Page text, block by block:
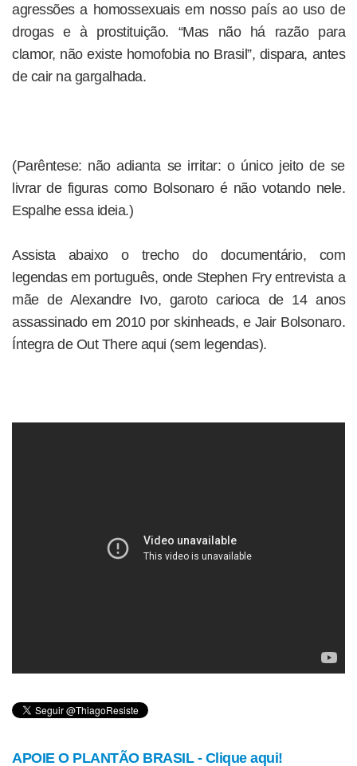
agressões a homossexuais em nosso país ao uso de
drogas e à prostituição. “Mas não há razão para
clamor, não existe homofobia no Brasil”, dispara, antes
de cair na gargalhada.
(Parêntese: não adianta se irritar: o único jeito de se
livrar de figuras como Bolsonaro é não votando nele.
Espalhe essa ideia.)
Assista abaixo o trecho do documentário, com
legendas em português, onde Stephen Fry entrevista a
mãe de Alexandre Ivo, garoto carioca de 14 anos
assassinado em 2010 por skinheads, e Jair Bolsonaro.
Íntegra de Out There aqui (sem legendas).
APOIE O PLANTÃO BRASIL - Clique aqui!